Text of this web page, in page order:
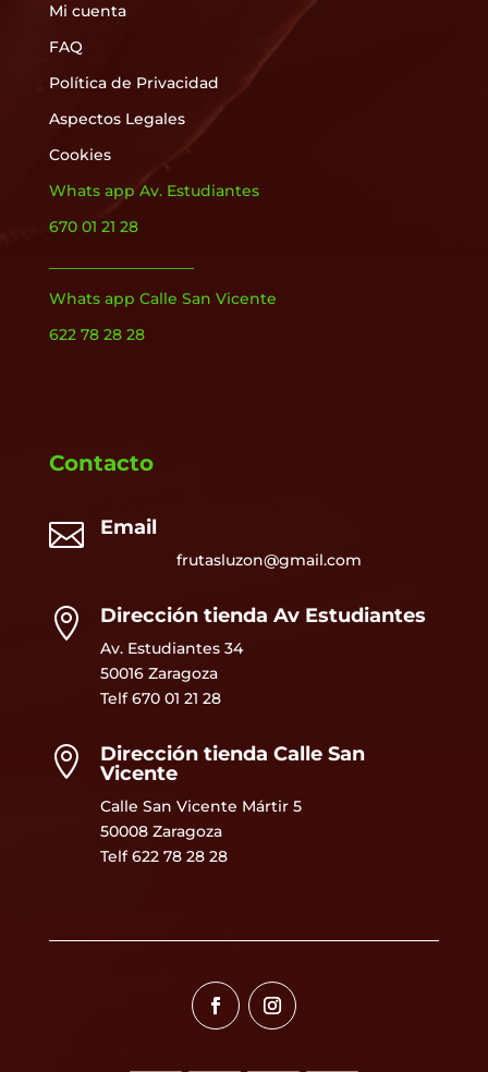
Mi cuenta
FAQ
Política de Privacidad
Aspectos Legales
Cookies
Whats app Av. Estudiantes
670 01 21 28
Whats app Calle San Vicente
622 78 28 28
Contacto
 Email
frutasluzon@gmail.com
 Dirección tienda Av Estudiantes
Av. Estudiantes 34
50016 Zaragoza
Telf670 01 21 28

Dirección tienda Calle San
Vicente
Calle San Vicente Mártir 5
50008 Zaragoza
Telf 622 78 28 28